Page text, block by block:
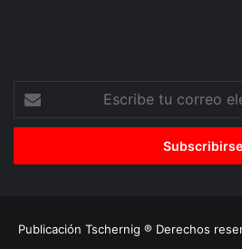
correo
Publicación Tschernig ® Derechos